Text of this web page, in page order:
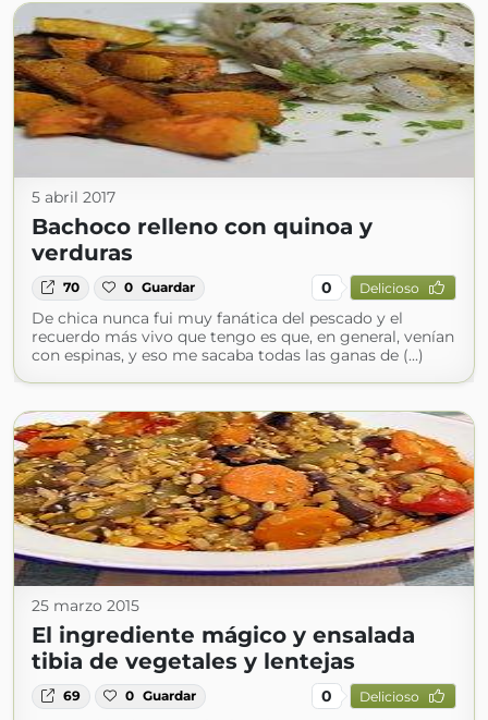
5 abril 2017
Bachoco relleno con quinoa y
verduras
70 0 Guardar 0 Delicioso
De chica nunca fui muy fanática del pescado y el
recuerdo más vivo que tengo es que, en general, venían
con espinas, y eso me sacaba todas las ganas de (...)
25 marzo 2015
El ingrediente mágico y ensalada
tibia de vegetales y lentejas
69 0 Guardar 0 Delicioso